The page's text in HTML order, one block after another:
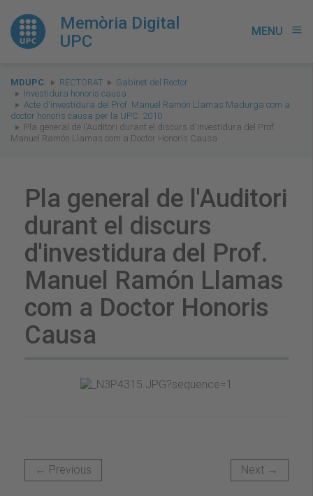
Memòria Digital
UPC
MENU menu
You
are
here:
MDUPC RECTORAT
Gabinet del Rector
Investidura honoris causa
Acte d'investidura del Prof. Manuel Ramón Llamas Madurga com a
doctor honoris causa per la UPC. 2010
Pla general de l'Auditori durant el discurs d'investidura del Prof.
Manuel Ramón Llamas com a Doctor Honoris Causa
Pla general de l'Auditori
durant el discurs
d'investidura del Prof.
Manuel Ramón Llamas
com a Doctor Honoris
Causa
← Previous Next →